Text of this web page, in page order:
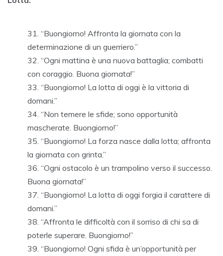
“Buongiorno! Affronta la giornata con la
determinazione di un guerriero.”
“Ogni mattina è una nuova battaglia; combatti
con coraggio. Buona giornata!”
“Buongiorno! La lotta di oggi è la vittoria di
domani.”
“Non temere le sfide; sono opportunità
mascherate. Buongiorno!”
“Buongiorno! La forza nasce dalla lotta; affronta
la giornata con grinta.”
“Ogni ostacolo è un trampolino verso il successo.
Buona giornata!”
“Buongiorno! La lotta di oggi forgia il carattere di
domani.”
“Affronta le difficoltà con il sorriso di chi sa di
poterle superare. Buongiorno!”
“Buongiorno! Ogni sfida è un’opportunità per